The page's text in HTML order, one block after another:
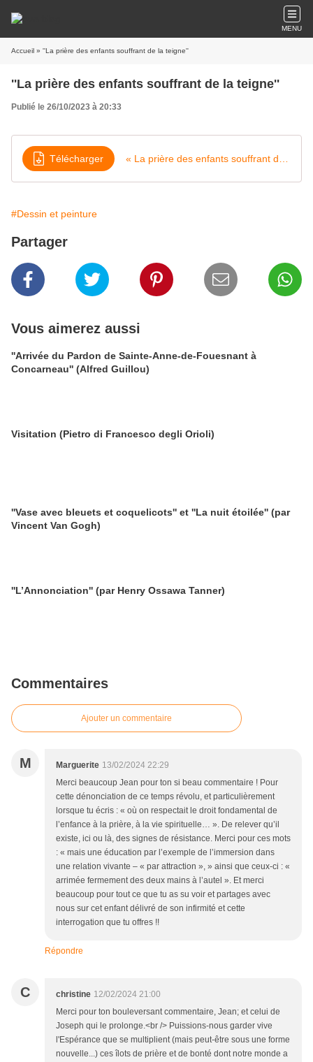
MENU
Accueil » ''La prière des enfants souffrant de la teigne''
''La prière des enfants souffrant de la teigne''
Publié le 26/10/2023 à 20:33
Télécharger
#Dessin et peinture
Partager
Vous aimerez aussi
''Arrivée du Pardon de Sainte-Anne-de-Fouesnant à
Concarneau'' (Alfred Guillou)
Visitation (Pietro di Francesco degli Orioli)
''Vase avec bleuets et coquelicots'' et ''La nuit étoilée'' (par
Vincent Van Gogh)
''L’Annonciation'' (par Henry Ossawa Tanner)
Commentaires
Ajouter un commentaire
M Marguerite 13/02/2024 22:29
Merci beaucoup Jean pour ton si beau commentaire ! Pour
cette dénonciation de ce temps révolu, et particulièrement
lorsque tu écris : « où on respectait le droit fondamental de
l’enfance à la prière, à la vie spirituelle… ». De relever qu’il
existe, ici ou là, des signes de résistance. Merci pour ces mots
: « mais une éducation par l’exemple de l’immersion dans
une relation vivante – « par attraction », » ainsi que ceux-ci : «
arrimée fermement des deux mains à l’autel ». Et merci
beaucoup pour tout ce que tu as su voir et partages avec
nous sur cet enfant délivré de son infirmité et cette
interrogation que tu offres !!
Répondre
C christine 12/02/2024 21:00
Merci pour ton bouleversant commentaire, Jean; et celui de
Joseph qui le prolonge.<br /> Puissions-nous garder vive
l'Espérance que se multiplient (mais peut-être sous une forme
nouvelle...) ces îlots de prière et de bonté dont notre monde a